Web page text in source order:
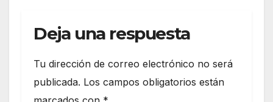
Deja una respuesta
Tu dirección de correo electrónico no será
publicada. Los campos obligatorios están